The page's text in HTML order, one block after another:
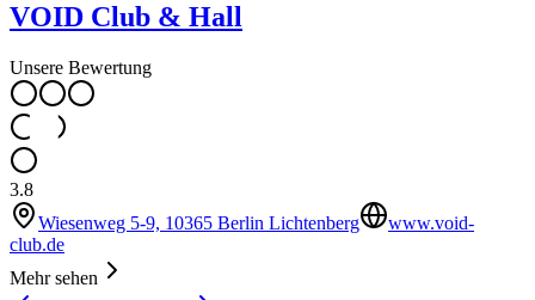
VOID Club & Hall
Unsere Bewertung
3.8
Wiesenweg 5-9, 10365 Berlin Lichtenberg
www.void-
club.de
Mehr sehen